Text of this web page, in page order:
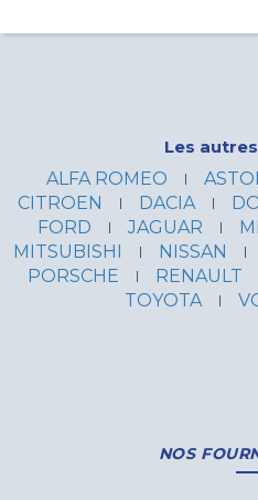
Les
ALFA ROMEO
CITROEN
DACIA
FORD
JAGUAR
MITSUBISHI
NISSAN
PORSCHE
RENAULT
TOYOTA
NOS